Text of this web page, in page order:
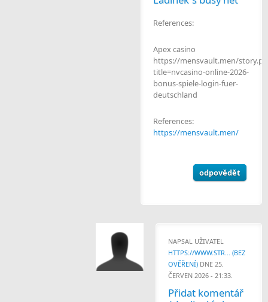
References:
Apex casino
https://mensvault.men/
title=nvcasino-online-2026-
bonus-spiele-login-fuer-
deutschland
References:
https://mensvault.men/
odpovědět
NAPSAL UŽIVATEL
HTTPS://WWW.STR... (BEZ
OVĚŘENÍ) DNE 25.
ČERVEN 2026 - 21:33.
Přidat komentář